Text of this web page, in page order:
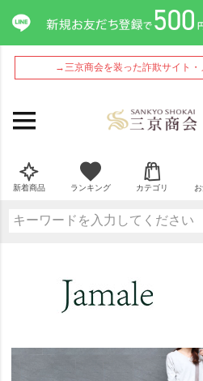
→三京商会を装った詐欺サイト
新着商品 ランキング カテゴリ